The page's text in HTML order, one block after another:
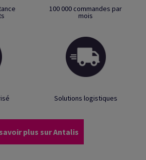
100 000 commandes par
mois
Solutions logistiques
plus sur Antalis